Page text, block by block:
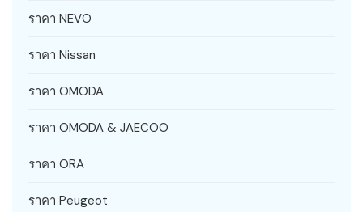
ราคา NEVO
ราคา Nissan
ราคา OMODA
ราคา OMODA & JAECOO
ราคา ORA
ราคา Peugeot